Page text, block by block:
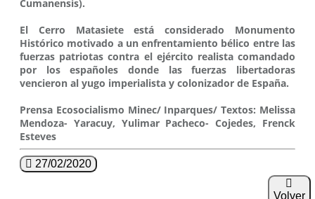
Cumanensis).
El Cerro Matasiete está considerado Monumento
Histórico motivado a un enfrentamiento bélico entre las
fuerzas patriotas contra el ejército realista comandado
por los españoles donde las fuerzas libertadoras
vencieron al yugo imperialista y colonizador de España.
Prensa Ecosocialismo Minec/ Inparques/ Textos: Melissa
Mendoza- Yaracuy, Yulimar Pacheco- Cojedes, Frenck
Esteves
27/02/2020
Volver